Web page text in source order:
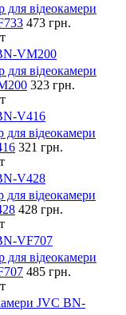
для відеокамери
473 грн.
VM200
для відеокамери
323 грн.
V416
для відеокамери
321 грн.
V428
для відеокамери
428 грн.
VF707
для відеокамери
485 грн.
JVC BN-